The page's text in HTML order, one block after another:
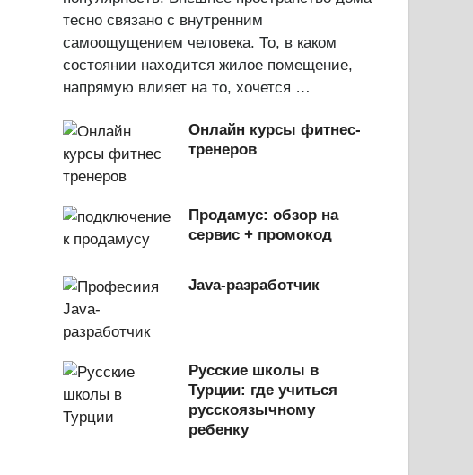
тесно связано с внутренним
самоощущением человека. То, в каком
состоянии находится жилое помещение,
напрямую влияет на то, хочется …
Онлайн курсы фитнес-
тренеров
Продамус: обзор на
сервис + промокод
Java-разработчик
Русские школы в
Турции: где учиться
русскоязычному
ребенку